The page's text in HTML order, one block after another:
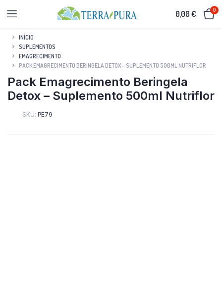
0,00€ 0
INÍCIO
SUPLEMENTOS
EMAGRECIMENTO
PACK EMAGRECIMENTO BERINGELA DETOX – SUPLEMENTO 500ML NUTRIFLOR
Pack Emagrecimento Beringela
Detox – Suplemento 500ml Nutriflor
SKU: PE79